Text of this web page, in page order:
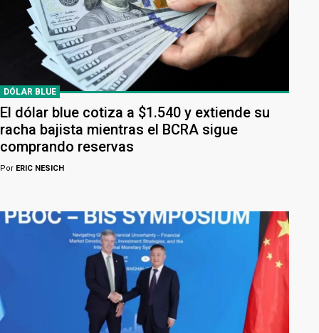
DÓLAR BLUE
El dólar blue cotiza a $1.540 y extiende su
racha bajista mientras el BCRA sigue
comprando reservas
Por ERIC NESICH